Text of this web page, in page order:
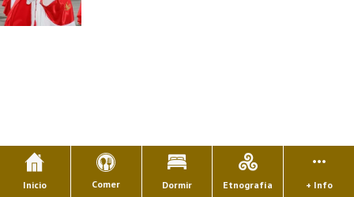
Inicio Comer Dormir Etnografía + Info